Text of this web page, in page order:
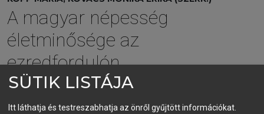
A magyar népesség
életminősége az
ezredfordulón
menu_book OLVASÁS
SÜTIK LISTÁJA
Itt láthatja és testreszabhatja az önről gyűjtött információkat.